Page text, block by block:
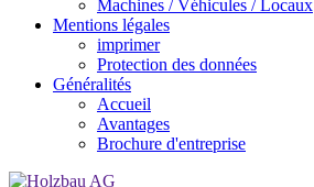
Machines / Véhicules / Locaux
Mentions légales
imprimer
Protection des données
Généralités
Accueil
Avantages
Brochure d'entreprise